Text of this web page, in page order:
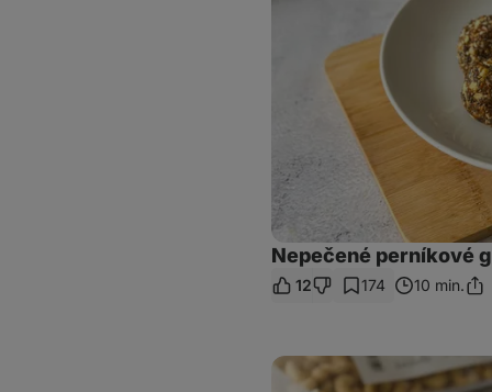
Nepečené perníkové
12 174 10 min.
Tekvicové
guľôčky